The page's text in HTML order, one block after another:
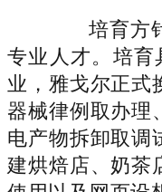
培育方针
专业人才。培育
业，雅戈尔正式
器械律例取办理
电产物拆卸取调
建烘焙店、奶茶